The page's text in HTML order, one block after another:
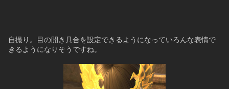
自撮り。目の開き具合を設定できるようになっていろんな表情で
きるようになりそうですね。